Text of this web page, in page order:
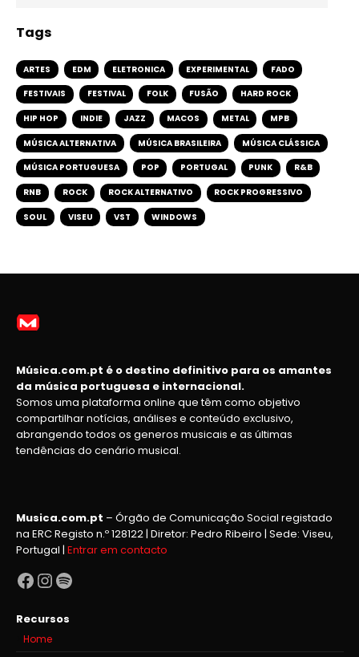
Tags
ARTES EDM ELETRONICA EXPERIMENTAL FADO
FESTIVAIS FESTIVAL FOLK FUSÃO HARD ROCK
HIP HOP INDIE JAZZ MACOS METAL MPB
MÚSICA ALTERNATIVA MÚSICA BRASILEIRA MÚSICA CLÁSSICA
MÚSICA PORTUGUESA POP PORTUGAL PUNK R&B
RNB ROCK ROCK ALTERNATIVO ROCK PROGRESSIVO
SOUL VISEU VST WINDOWS
Música.com.pt é o destino definitivo para os amantes
da música portuguesa e internacional.
Somos uma plataforma online que têm como objetivo
compartilhar notícias, análises e conteúdo exclusivo,
abrangendo todos os generos musicais e as últimas
tendências do cenário musical.
Musica.com.pt – Órgão de Comunicação Social registado
na ERC Registo n.º 128122 | Diretor: Pedro Ribeiro | Sede: Viseu,
Portugal | Entrar em contacto
Facebook
Instagram
Spotify
Recursos
Home